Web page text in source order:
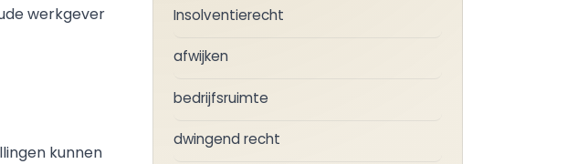
werkgever
kunnen
Insolventierecht
afwijken
bedrijfsruimte
dwingend recht